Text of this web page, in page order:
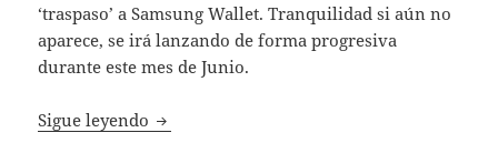
‘traspaso’ a Samsung Wallet. Tranquilidad si aún no
aparece, se irá lanzando de forma progresiva
durante este mes de Junio.
Sigue leyendo Samsung Wallet llega oficialmente a